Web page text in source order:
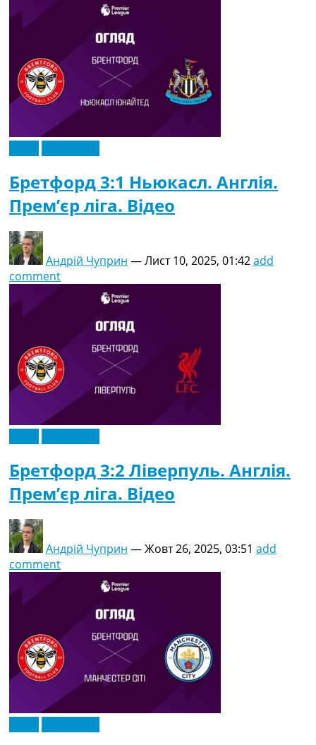
Бретфорд 3:1 Ньюкасл. Англія.
Прем’єр ліга. Відео
Андрій Чуприн —Лист 10, 2025, 01:42add
comment
Бретфорд 3:2 Ліверпуль. Англія.
Прем’єр ліга. Відео
Андрій Чуприн —Жовт 26, 2025, 03:51 add
comment